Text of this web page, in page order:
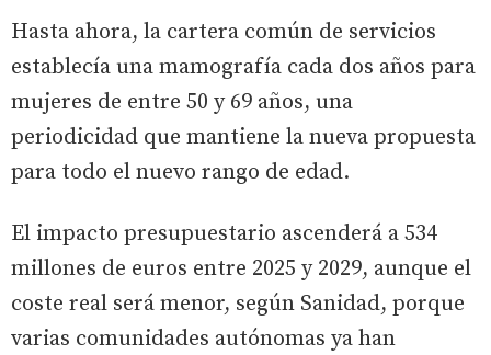
Hasta ahora, la cartera común de servicios
establecía una mamografía cada dos años para
mujeres de entre 50 y 69 años, una
periodicidad que mantiene la nueva propuesta
para todo el nuevo rango de edad.
El impacto presupuestario ascenderá a 534
millones de euros entre 2025 y 2029, aunque el
coste real será menor, según Sanidad, porque
varias comunidades autónomas ya han